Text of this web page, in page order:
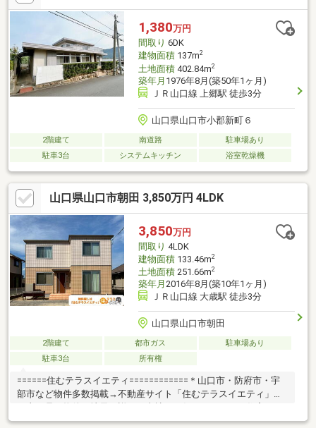
1,380万円
間取り 6DK
建物面積137m2
土地面積402.84m2
築年月 1976年8月(築50年1ヶ月)
ＪＲ山口線 上郷駅 徒歩3分
山口県山口市小郡新町６
2階建て 南道路
駐車場あり
駐車3台
システムキッチン 浴室乾燥機
山口県山口市朝田 3,850万円 4LDK
3,850万円
間取り 4LDK
建物面積133.46m2
土地面積251.66m2
築年月 2016年8月(築10年1ヶ月)
ＪＲ山口線 大歳駅 徒歩3分
山口県山口市朝田
2階建て 都市ガス
駐車場あり
駐車3台
所有権
======住むテラスイエティ============＊山口市・防府市・宇
部市など物件多数掲載→不動産サイト「住むテラスイエティ」へ
ンも当社にお任せください。＊頭金０円からでもOK！住宅ローン